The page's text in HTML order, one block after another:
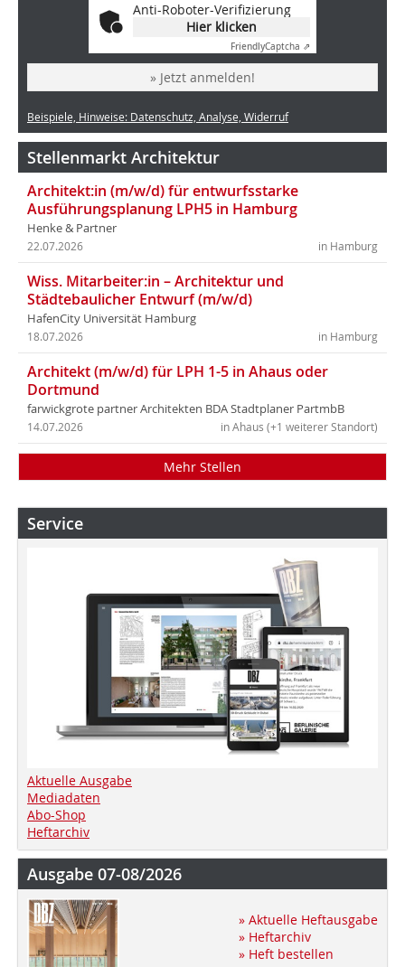
Anti-Roboter-Verifizierung
Hier klicken
FriendlyCaptcha ⇗
» Jetzt anmelden!
Beispiele, Hinweise: Datenschutz, Analyse, Widerruf
Stellenmarkt Architektur
Architekt:in (m/w/d) für entwurfsstarke
Ausführungsplanung LPH5 in Hamburg
Henke & Partner
in Hamburg
22.07.2026
Wiss. Mitarbeiter:in – Architektur und
Städtebaulicher Entwurf (m/w/d)
HafenCity Universität Hamburg
in Hamburg
18.07.2026
Architekt (m/w/d) für LPH 1-5 in Ahaus oder
Dortmund
farwickgrote partner Architekten BDA Stadtplaner PartmbB
in Ahaus (+1 weiterer Standort)
14.07.2026
Mehr Stellen
Service
Aktuelle Ausgabe
Mediadaten
Abo-Shop
Heftarchiv
Ausgabe 07-08/2026
» Aktuelle Heftausgabe
» Heftarchiv
» Heft bestellen